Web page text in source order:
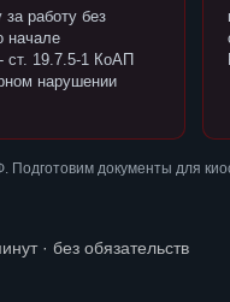
работу без
начале
ст. 19.7.5-1 КоАП
нарушении
документы для
· без обязательств